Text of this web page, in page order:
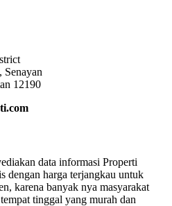
Senayan
12190
data informasi Properti
dengan harga terjangkau untuk
karena banyak nya masyarakat
tinggal yang murah dan